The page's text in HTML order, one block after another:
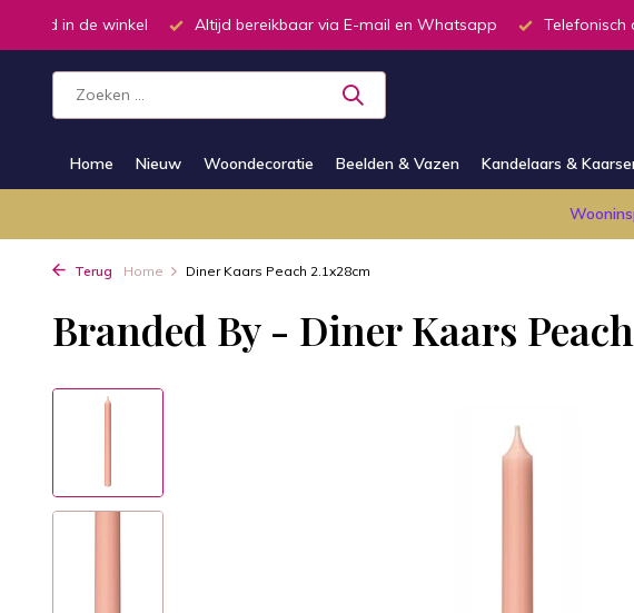
in de winkel Altijd bereikbaar via E-mail en Whatsapp Telefonisch
Home Nieuw Woondecoratie Beelden & Vazen Kandelaars &
Terug Home Diner Kaars Peach 2.1x28cm
Branded By - Diner Kaars